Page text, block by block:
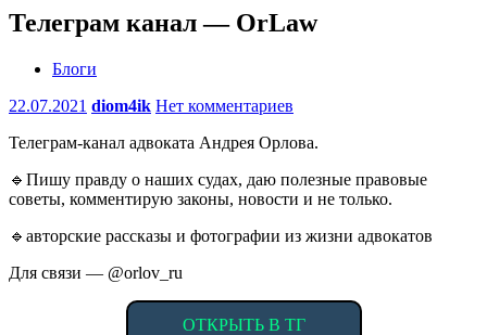
Телеграм канал — OrLaw
Блоги
22.07.2021 diom4ik Нет комментариев
Телеграм-канал адвоката Андрея Орлова.
🔹Пишу правду о наших судах, даю полезные правовые
советы, комментирую законы, новости и не только.
🔹авторские рассказы и фотографии из жизни адвокатов
Для связи — @orlov_ru
ОТКРЫТЬ В ТГ